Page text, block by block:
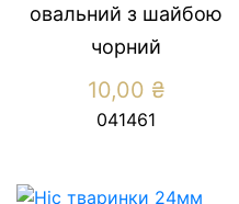
овальний з шайбою
чорний
10,00 ₴
041461